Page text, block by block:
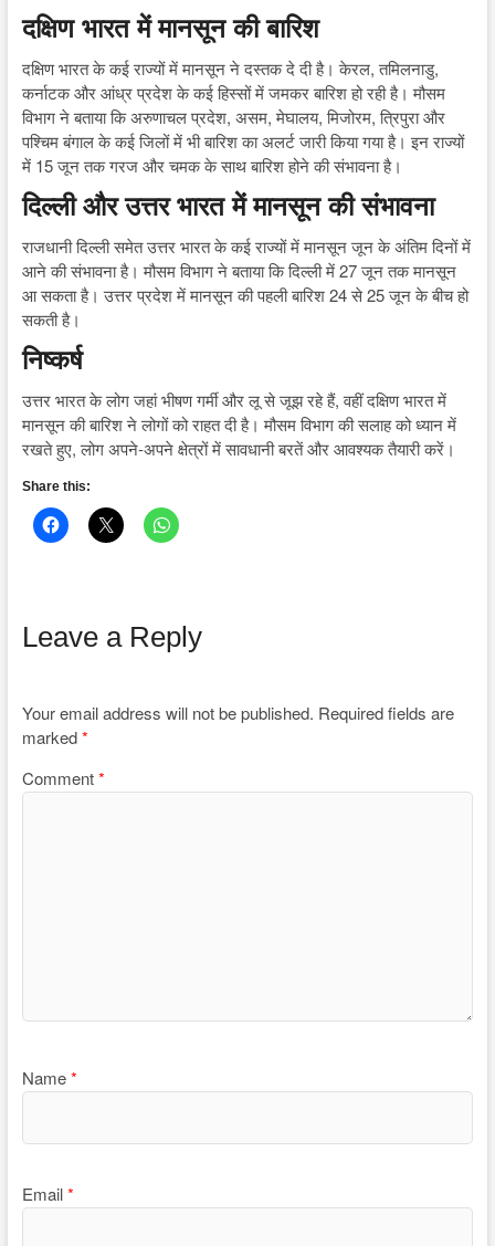
दक्षिण भारत में मानसून की बारिश
दक्षिण भारत के कई राज्यों में मानसून ने दस्तक दे दी है। केरल, तमिलनाडु,
कर्नाटक और आंध्र प्रदेश के कई हिस्सों में जमकर बारिश हो रही है। मौसम
विभाग ने बताया कि अरुणाचल प्रदेश, असम, मेघालय, मिजोरम, त्रिपुरा और
पश्चिम बंगाल के कई जिलों में भी बारिश का अलर्ट जारी किया गया है। इन राज्यों
में 15 जून तक गरज और चमक के साथ बारिश होने की संभावना है।
दिल्ली और उत्तर भारत में मानसून की संभावना
राजधानी दिल्ली समेत उत्तर भारत के कई राज्यों में मानसून जून के अंतिम दिनों में
आने की संभावना है। मौसम विभाग ने बताया कि दिल्ली में 27 जून तक मानसून
आ सकता है। उत्तर प्रदेश में मानसून की पहली बारिश 24 से 25 जून के बीच हो
सकती है।
निष्कर्ष
उत्तर भारत के लोग जहां भीषण गर्मी और लू से जूझ रहे हैं, वहीं दक्षिण भारत में
मानसून की बारिश ने लोगों को राहत दी है। मौसम विभाग की सलाह को ध्यान में
रखते हुए, लोग अपने-अपने क्षेत्रों में सावधानी बरतें और आवश्यक तैयारी करें।
Share this:
Leave a Reply
Your email address will not be published. Required fields are
marked*
Comment*
Name*
Email*